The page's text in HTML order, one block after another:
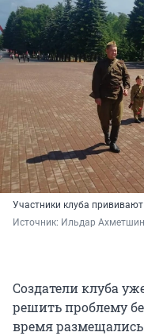
Участники клуба
Источник: Ильдар
Создатели клуба
решить проблему
время